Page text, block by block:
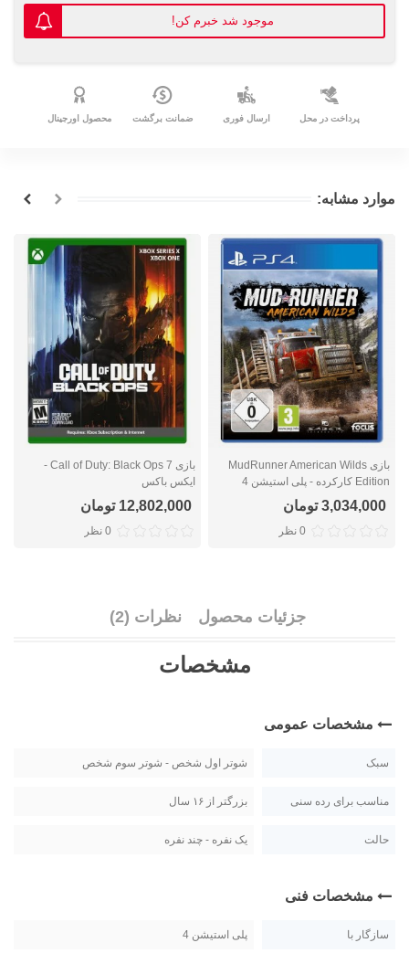
موجود شد خبرم کن!
پرداخت در محل ارسال فوری ضمانت برگشت محصول اورجینال
موارد مشابه:
بازی MudRunner American Wilds
Edition کارکرده - پلی استیشن 4
3,034,000 تومان
0 نظر
بازی Call of Duty: Black Ops 7 -
ایکس باکس
12,802,000 تومان
0 نظر
جزئیات محصول نظرات (2)
مشخصات
مشخصات عمومی
سبک شوتر اول شخص - شوتر سوم شخص
مناسب برای رده سنی بزرگتر از ۱۶ سال
حالت یک نفره - چند نفره
مشخصات فنی
سازگار با پلی استیشن 4